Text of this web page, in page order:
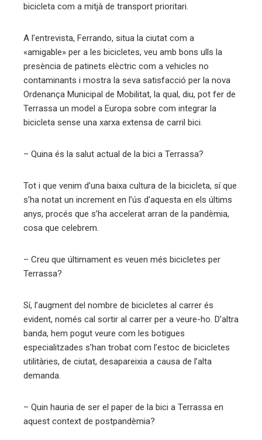
bicicleta com a mitjà de transport prioritari.
A l’entrevista, Ferrando, situa la ciutat com a
«amigable» per a les bicicletes, veu amb bons ulls la
presència de patinets elèctric com a vehicles no
contaminants i mostra la seva satisfacció per la nova
Ordenança Municipal de Mobilitat, la qual, diu, pot fer de
Terrassa un model a Europa sobre com integrar la
bicicleta sense una xarxa extensa de carril bici.
– Quina és la salut actual de la bici a Terrassa?
Tot i que venim d’una baixa cultura de la bicicleta, sí que
s’ha notat un increment en l’ús d’aquesta en els últims
anys, procés que s’ha accelerat arran de la pandèmia,
cosa que celebrem.
– Creu que últimament es veuen més bicicletes per
Terrassa?
Sí, l’augment del nombre de bicicletes al carrer és
evident, només cal sortir al carrer per a veure-ho. D’altra
banda, hem pogut veure com les botigues
especialitzades s’han trobat com l’estoc de bicicletes
utilitàries, de ciutat, desapareixia a causa de l’alta
demanda.
– Quin hauria de ser el paper de la bici a Terrassa en
aquest context de postpandèmia?